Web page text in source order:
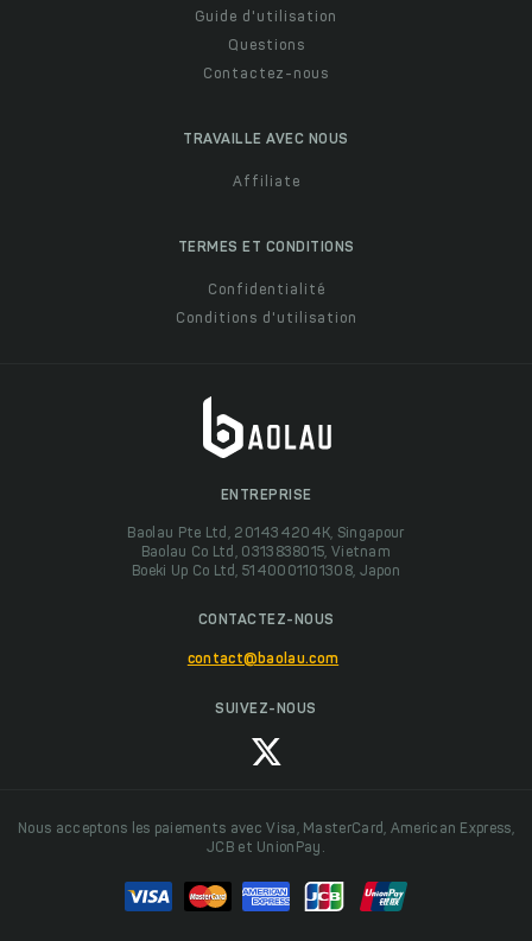
Guide d'utilisation
Questions
Contactez-nous
TRAVAILLE AVEC NOUS
Affiliate
TERMES ET CONDITIONS
Confidentialité
Conditions d'utilisation
ENTREPRISE
Baolau Pte Ltd, 201434204K, Singapour
Baolau Co Ltd, 0313838015, Vietnam
Boeki Up Co Ltd, 5140001101308, Japon
CONTACTEZ-NOUS
contact@baolau.com
SUIVEZ-NOUS
Nous acceptons les paiements avec Visa, MasterCard, American Express,
JCB et UnionPay.